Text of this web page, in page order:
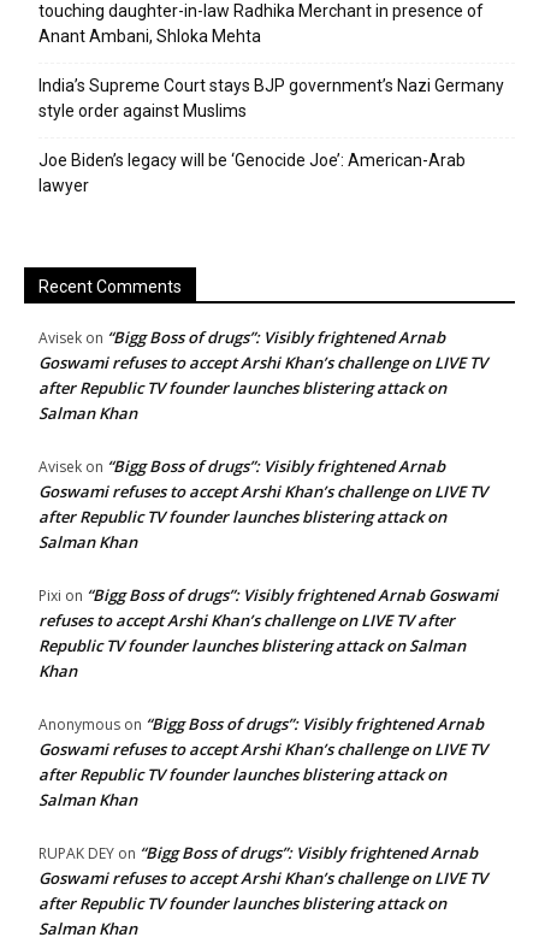
touching daughter-in-law Radhika Merchant in presence of
Anant Ambani, Shloka Mehta
India’s Supreme Court stays BJP government’s Nazi Germany
style order against Muslims
Joe Biden’s legacy will be ‘Genocide Joe’: American-Arab
lawyer
Recent Comments
Avisek on “Bigg Boss of drugs”: Visibly frightened Arnab
Goswami refuses to accept Arshi Khan’s challenge on LIVE TV
after Republic TV founder launches blistering attack on
Salman Khan
Avisek on “Bigg Boss of drugs”: Visibly frightened Arnab
Goswami refuses to accept Arshi Khan’s challenge on LIVE TV
after Republic TV founder launches blistering attack on
Salman Khan
Pixi on “Bigg Boss of drugs”: Visibly frightened Arnab Goswami
refuses to accept Arshi Khan’s challenge on LIVE TV after
Republic TV founder launches blistering attack on Salman
Khan
Anonymous on “Bigg Boss of drugs”: Visibly frightened Arnab
Goswami refuses to accept Arshi Khan’s challenge on LIVE TV
after Republic TV founder launches blistering attack on
Salman Khan
RUPAK DEY on “Bigg Boss of drugs”: Visibly frightened Arnab
Goswami refuses to accept Arshi Khan’s challenge on LIVE TV
after Republic TV founder launches blistering attack on
Salman Khan